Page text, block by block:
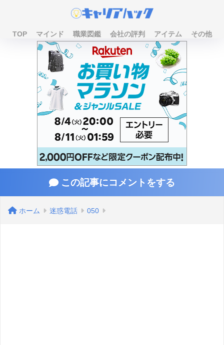
TOP マインド 職業図鑑 会社の評判 アイテム その他
この記事にコメントをする
ホーム 迷惑電話 050